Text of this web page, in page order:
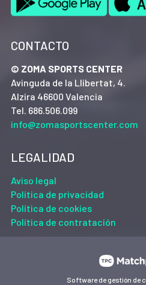
CONTACTO
© ZOMA SPORTS CENTER
Avinguda de la Llibertat, 4.
Alzira 46600 Valencia
Tel. 686.506.099
info@zomasportscenter.com
LEGALIDAD
Aviso legal
Política de privacidad
Política de cookies
Política de contratación
Software de gestión de